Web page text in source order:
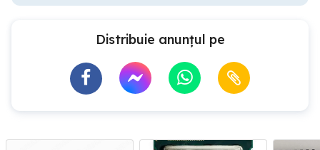
Distribuie anunțul pe